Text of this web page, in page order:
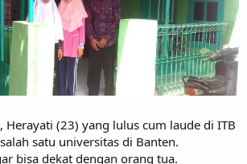
Herayati (23) yang lulus cum laude di ITB
satu universitas di Banten.
bisa dekat dengan orang tua.